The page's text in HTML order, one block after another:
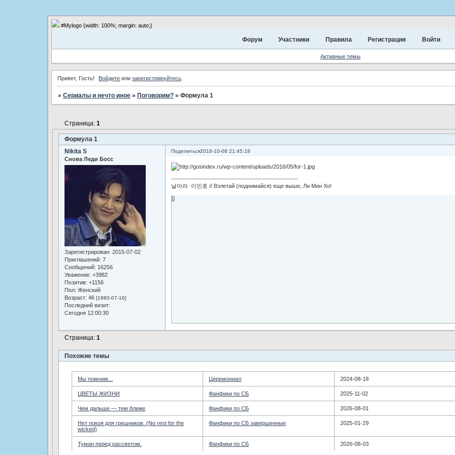
#Mylogo {width: 100%; margin: auto;}
Форум Участники Правила Регистрация Войти
Активные темы
Привет, Гость! Войдите илизарегистрируйтесь
» Сериалы и нечто иное » Поговорим? » Формула 1
Формула 1
Страница: 1
Поделиться2016-10-08 21:45:18
Nikita S
Снова Леди Босс
Зарегистрирован: 2015-07-02
Приглашений: 7
Сообщений: 16256
Уважение: +3982
Позитив: +1156
Пол: Женский
Возраст: 46 [1980-07-16]
Последний визит:
Сегодня 12:00:30
날아라 이민호 // Взлетай (поднимайся) еще выше, Ли Мин Хо!
0
Страница: 1
Похожие темы
Мы помним... Церемониал 2024-08-18
ЦВЕТЫ ЖИЗНИ Фанфики по СБ 2025-11-02
Чем дальше — тем ближе Фанфики по СБ 2026-08-01
Нет покоя для грешников. (No rest for the
wicked)
Фанфики по СБ завершенные 2025-01-29
Туман перед рассветом. Фанфики по СБ 2026-08-03